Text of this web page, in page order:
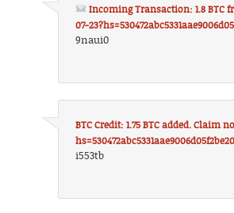
Incoming Transaction: 1.8 BTC
07-
9naui0
BTC Credit: 1.75 BTC added.
i553tb